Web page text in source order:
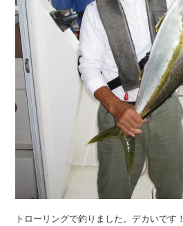
トローリングで釣りました。デカいです！